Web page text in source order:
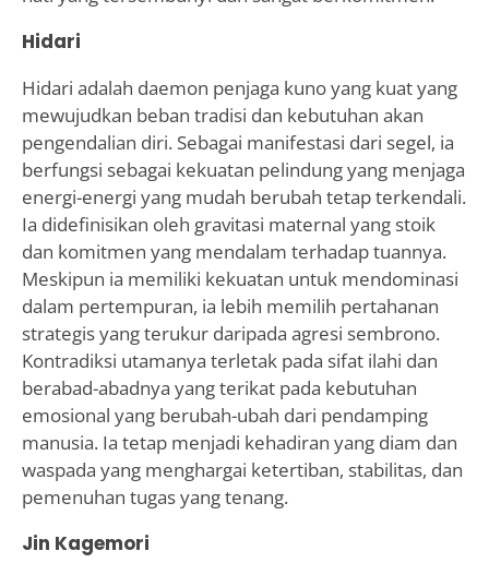
Hidari
Hidari adalah daemon penjaga kuno yang kuat yang
mewujudkan beban tradisi dan kebutuhan akan
pengendalian diri. Sebagai manifestasi dari segel, ia
berfungsi sebagai kekuatan pelindung yang menjaga
energi-energi yang mudah berubah tetap terkendali.
Ia didefinisikan oleh gravitasi maternal yang stoik
dan komitmen yang mendalam terhadap tuannya.
Meskipun ia memiliki kekuatan untuk mendominasi
dalam pertempuran, ia lebih memilih pertahanan
strategis yang terukur daripada agresi sembrono.
Kontradiksi utamanya terletak pada sifat ilahi dan
berabad-abadnya yang terikat pada kebutuhan
emosional yang berubah-ubah dari pendamping
manusia. Ia tetap menjadi kehadiran yang diam dan
waspada yang menghargai ketertiban, stabilitas, dan
pemenuhan tugas yang tenang.
Jin Kagemori